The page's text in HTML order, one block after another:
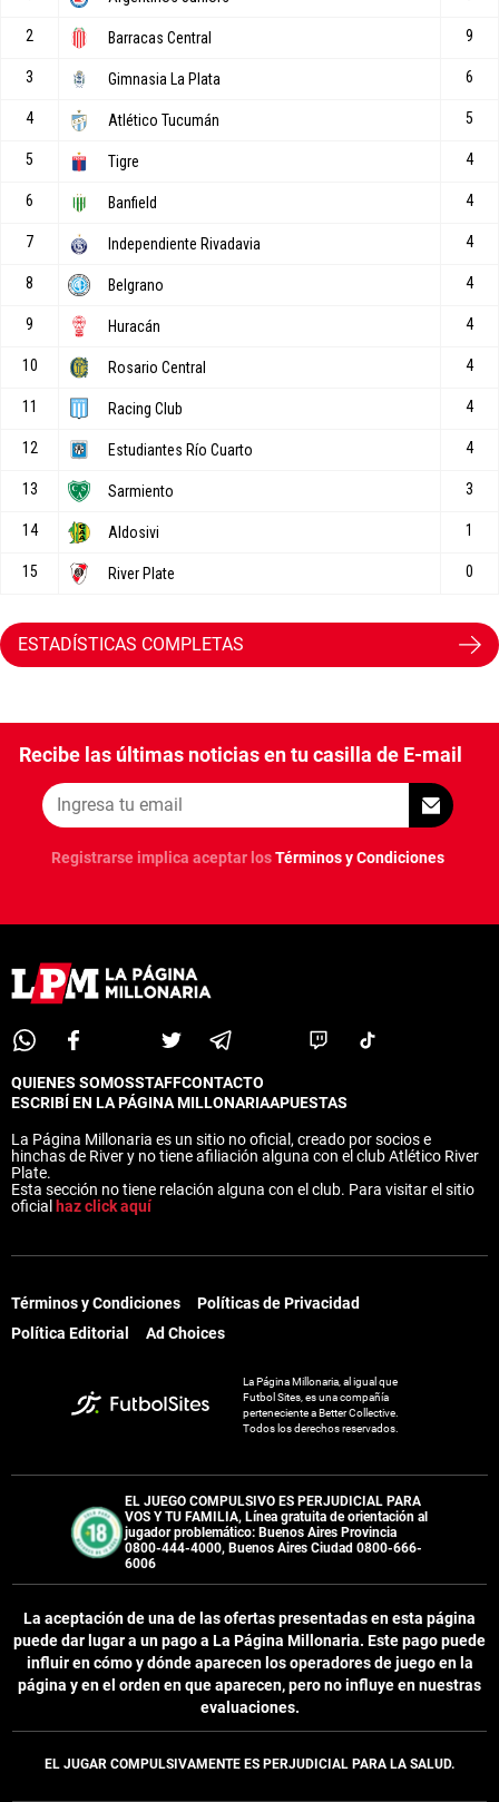
ESTADÍSTICAS COMPLETAS
Recibe las últimas noticias en tu casilla de E-mail
Registrarse implica aceptar losTérminos y Condiciones
QUIENES SOMOSSTAFFCONTACTO
ESCRIBÍ EN LA PÁGINA MILLONARIAAPUESTAS
La Página Millonaria es un sitio no oficial, creado por socios e
hinchas de River y no tiene afiliación alguna con el club Atlético River
Plate.
Esta sección no tiene relación alguna con el club. Para visitar el sitio
oficial haz click aquí
Términos y Condiciones
Políticas de Privacidad
Política Editorial
Ad Choices
La Página Millonaria, al igual que
Futbol Sites, es una compañía
perteneciente a Better Collective.
Todos los derechos reservados.
EL JUEGO COMPULSIVO ES PERJUDICIAL PARA
VOS Y TU FAMILIA, Línea gratuita de orientación al
jugador problemático: Buenos Aires Provincia
0800-444-4000, Buenos Aires Ciudad 0800-666-
6006
La aceptación de una de las ofertas presentadas en esta página
puede dar lugar a un pago a La Página Millonaria. Este pago puede
influir en cómo y dónde aparecen los operadores de juego en la
página y en el orden en que aparecen, pero no influye en nuestras
evaluaciones.
EL JUGAR COMPULSIVAMENTE ES PERJUDICIAL PARA LA SALUD.